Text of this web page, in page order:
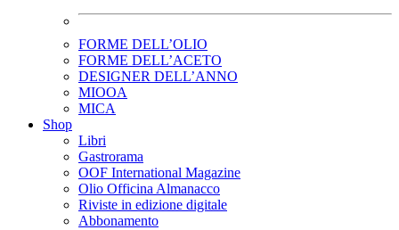
FORME DELL’OLIO
FORME DELL’ACETO
DESIGNER DELL’ANNO
MIOOA
MICA
Shop
Libri
Gastrorama
OOF International Magazine
Olio Officina Almanacco
Riviste in edizione digitale
Abbonamento